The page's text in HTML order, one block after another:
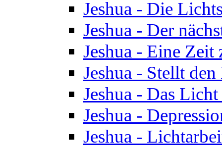
Jeshua - Die
Jeshua - Der
Jeshua - Eine Zeit
Jeshua - Stellt
Jeshua - Das
Jeshua -
Jeshua -